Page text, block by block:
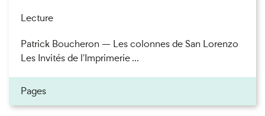
Lecture
Patrick Boucheron — Les colonnes de San Lorenzo
Les Invités de l'Imprimerie ...
Pages